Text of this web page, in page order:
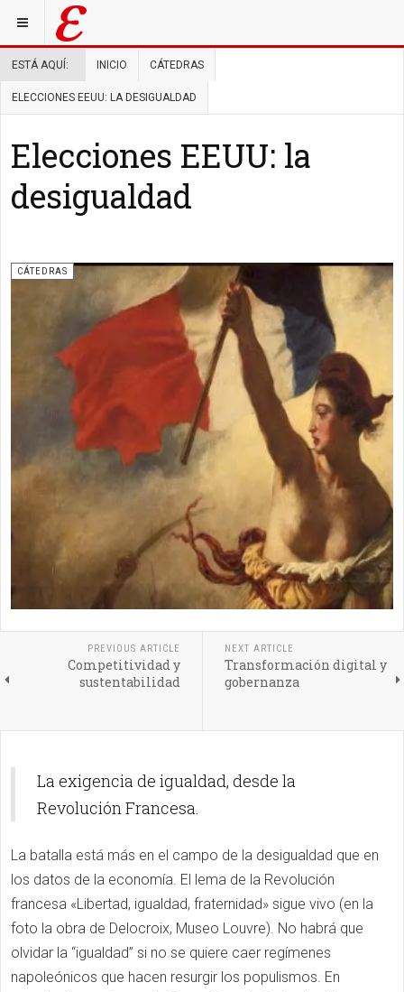
ESTÁ AQUÍ: INICIO CÁTEDRAS
ELECCIONES EEUU: LA DESIGUALDAD
Elecciones EEUU: la
desigualdad
CÁTEDRAS
PREVIOUS ARTICLE
Competitividad y
sustentabilidad
NEXT ARTICLE
Transformación digital y
gobernanza
La exigencia de igualdad, desde la
Revolución Francesa.
La batalla está más en el campo de la desigualdad que en
los datos de la economía. El lema de la Revolución
francesa «Libertad, igualdad, fraternidad» sigue vivo (en la
foto la obra de Delocroix, Museo Louvre). No habrá que
olvidar la “igualdad” si no se quiere caer regímenes
napoleónicos que hacen resurgir los populismos. En